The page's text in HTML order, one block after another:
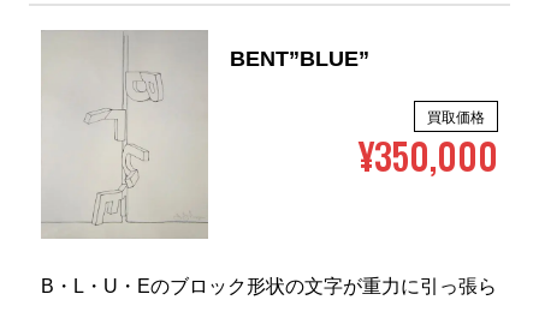
BENT”BLUE”
買取価格
¥350,000
B・L・U・Eのブロック形状の文字が重力に引っ張ら